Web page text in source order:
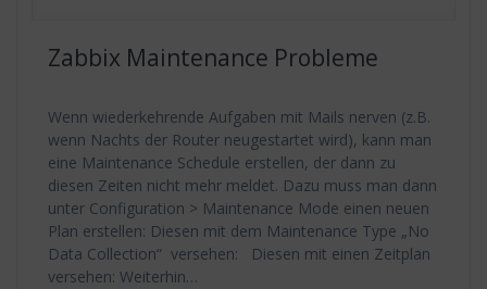
Zabbix Maintenance Probleme
Wenn wiederkehrende Aufgaben mit Mails nerven (z.B.
wenn Nachts der Router neugestartet wird), kann man
eine Maintenance Schedule erstellen, der dann zu
diesen Zeiten nicht mehr meldet. Dazu muss man dann
unter Configuration > Maintenance Mode einen neuen
Plan erstellen: Diesen mit dem Maintenance Type „No
Data Collection“ versehen: Diesen mit einen Zeitplan
versehen: Weiterhin…